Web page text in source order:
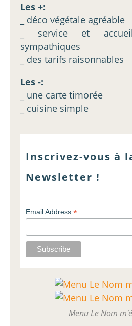
Les +:
_ déco végétale agréable
_ service et
sympathiques
_ des tarifs raisonnables
Les -:
_ une carte timorée
_ cuisine simple
Inscrivez-vous à
Newsletter !
Email Address*
Menu Le Nom